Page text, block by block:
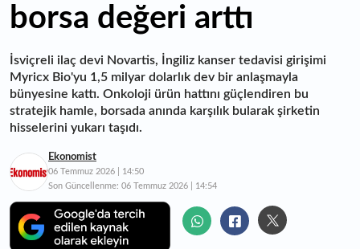
borsa değeri arttı
İsviçreli ilaç devi Novartis, İngiliz kanser tedavisi girişimi
Myricx Bio'yu 1,5 milyar dolarlık dev bir anlaşmayla
bünyesine kattı. Onkoloji ürün hattını güçlendiren bu
stratejik hamle, borsada anında karşılık bularak şirketin
hisselerini yukarı taşıdı.
Ekonomist
06 Temmuz 2026 | 14:50
Son Güncellenme: 06 Temmuz 2026 | 14:54